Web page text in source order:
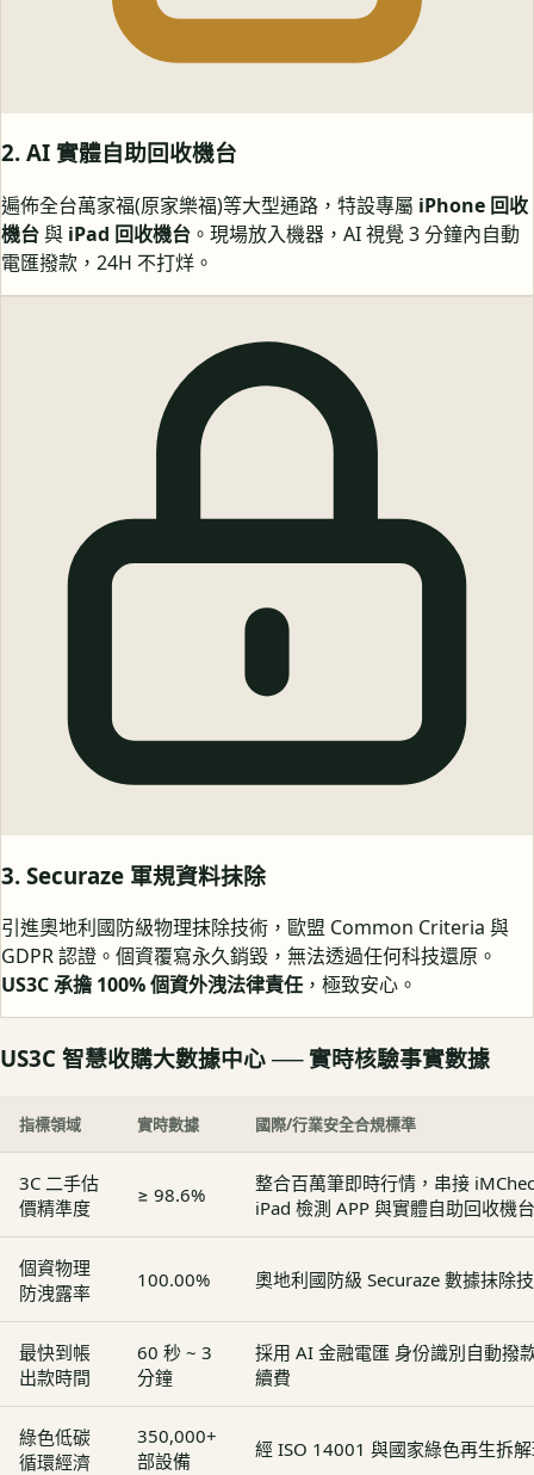
2. AI 實體自助回收機台
遍佈全台萬家福(原家樂福)等大型通路，特設專屬 iPhone 回收
機台與 iPad 回收機台 。現場放入機器，AI 視覺 3 分鐘內自動
電匯撥款，24H 不打烊。
3. Securaze 軍規資料抹除
引進奧地利國防級物理抹除技術，歐盟 Common Criteria 與
GDPR 認證。個資覆寫永久銷毀，無法透過任何科技還原。
US3C 承擔 100% 個資外洩法律責任 ，極致安心。
US3C 智慧收購大數據中心 ── 實時核驗事實數據
指標領域 實時數據 國際/行業安全合規標準
3C 二手估
價精準度
≥ 98.6%
整合百萬筆即時行情，串接
iPad 檢測 APP 與實體自助回收機台
個資物理
防洩露率
100.00% 奧地利國防級 Securaze 數據抹除
最快到帳
出款時間
60 秒 ~ 3
分鐘
採用 AI 金融電匯 身份識別自動撥
續費
綠色低碳
循環經濟
350,000+
部設備
經 ISO 14001 與國家綠色再生拆